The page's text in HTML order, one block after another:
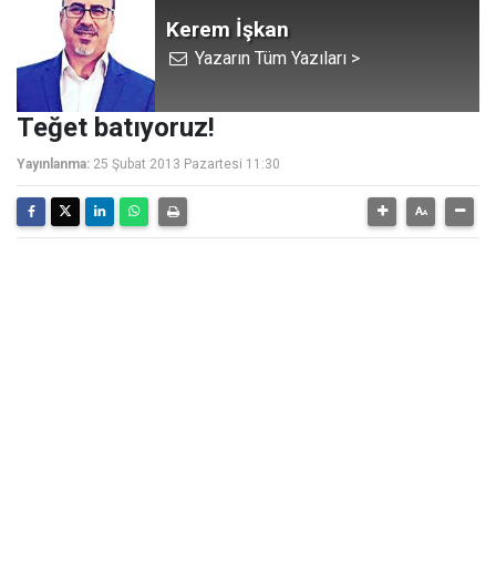
Kerem İşkan
Yazarın Tüm Yazıları >
Teğet batıyoruz!
Yayınlanma: 25 Şubat 2013 Pazartesi 11:30